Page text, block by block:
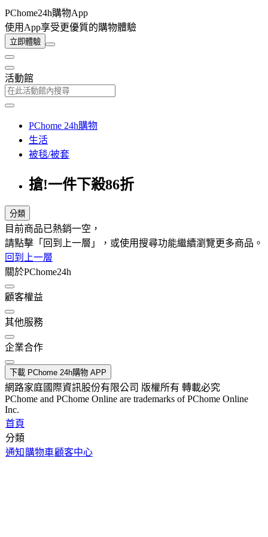
PChome24h購物App
使用App享受更優質的購物體驗
立即體驗
活動館
PChome 24h購物
生活
被毯/被套
搶!一件下殺86折
分類
目前商品已熱銷一空，
請點擊「回到上一層」，或使用搜尋功能繼續瀏覽更多商品。
回到上一層
關於PChome24h
顧客權益
其他服務
企業合作
下載 PChome 24h購物 APP
網路家庭國際資訊股份有限公司 版權所有 轉載必究
PChome and PChome Online are trademarks of PChome Online
Inc.
首頁
分類
通知 購物車顧客中心